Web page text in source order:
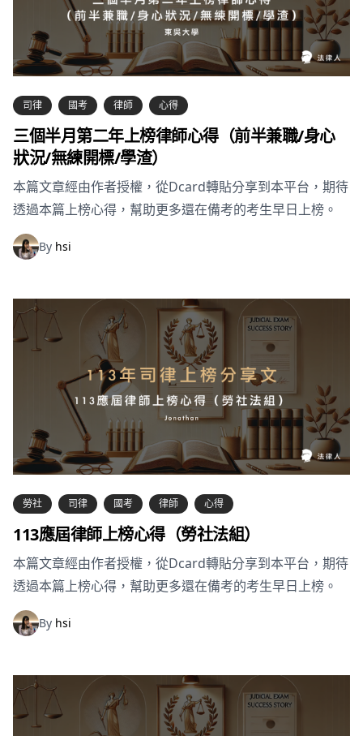
司律 國考 律師 心得
三個半月第二年上榜律師心得（前半兼職/身心
狀況/無練開標/學渣）
本篇文章經由作者授權，從Dcard轉貼分享到本平台，期待
透過本篇上榜心得，幫助更多還在備考的考生早日上榜。
By hsi
勞社 司律 國考 律師 心得
113應屆律師上榜心得（勞社法組）
本篇文章經由作者授權，從Dcard轉貼分享到本平台，期待
透過本篇上榜心得，幫助更多還在備考的考生早日上榜。
By hsi